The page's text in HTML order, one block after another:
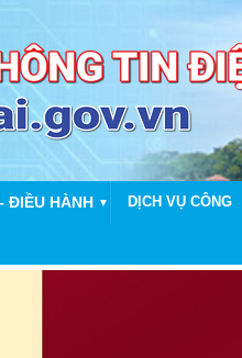
ĐIỀU HÀNH ▼ DỊCH VỤ CÔNG